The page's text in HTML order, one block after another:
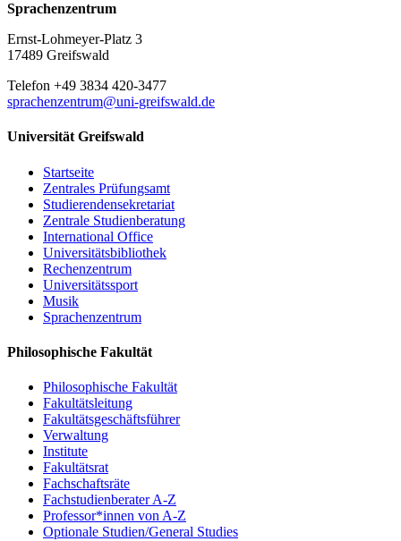
Sprachenzentrum
Ernst-Lohmeyer-Platz 3
17489 Greifswald
Telefon +49 3834 420-3477
sprachenzentrum@uni-greifswald.de
Universität Greifswald
Startseite
Zentrales Prüfungsamt
Studierendensekretariat
Zentrale Studienberatung
International Office
Universitätsbibliothek
Rechenzentrum
Universitätssport
Musik
Sprachenzentrum
Philosophische Fakultät
Philosophische Fakultät
Fakultätsleitung
Fakultätsgeschäftsführer
Verwaltung
Institute
Fakultätsrat
Fachschaftsräte
Fachstudienberater A-Z
Professor*innen von A-Z
Optionale Studien/General Studies